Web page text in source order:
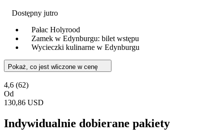
Dostępny jutro
Pałac Holyrood
Zamek w Edynburgu: bilet wstępu
Wycieczki kulinarne w Edynburgu
Pokaż, co jest wliczone w cenę
4,6 (62)
Od
130,86 USD
Indywidualnie dobierane pakiety